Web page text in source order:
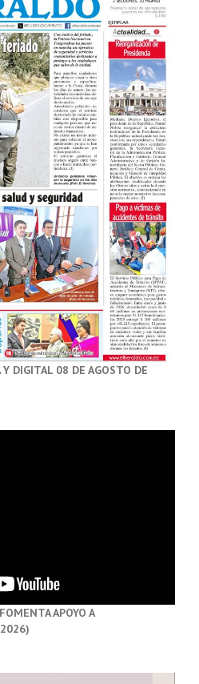
Y DIGITAL 08 DE AGOSTO DE
APOYO A